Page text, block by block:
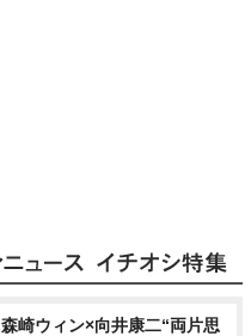
森崎ウィン×向井康二“両片思